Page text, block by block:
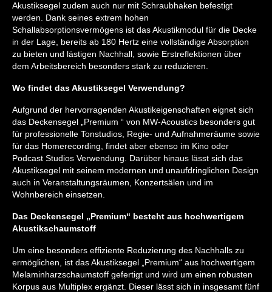
Akustiksegel zudem auch nur mit Schraubhaken befestigt
werden. Dank seines extrem hohen
Schallabsorptionsvermögens ist das Akustikmodul für die Decke
in der Lage, bereits ab 180 Hertz eine vollständige Absorption
zu bieten und lästigen Nachhall, sowie Erstreflektionen über
dem Arbeitsbereich besonders stark zu reduzieren.
Wo findet das Akustiksegel Verwendung?
Aufgrund der hervorragenden Akustikeigenschaften eignet sich
das Deckensegel „Premium “ von MW-Acoustics besonders gut
für professionelle Tonstudios, Regie- und Aufnahmeräume sowie
für das Homerecording, findet aber ebenso im Kino oder
Podcast Studios Verwendung. Darüber hinaus lässt sich das
Akustiksegel mit seinem modernen und unaufdringlichen Design
auch in Veranstaltungsräumen, Konzertsälen und im
Wohnbereich einsetzen.
Das Deckensegel „Premium“ besteht aus hochwertigem
Akustikschaumstoff
Um eine besonders effiziente Reduzierung des Nachhalls zu
ermöglichen, ist das Akustiksegel „Premium“ aus hochwertigem
Melaminharzschaumstoff gefertigt und wird um einen robusten
Korpus aus Multiplex ergänzt. Dieser lässt sich in insgesamt fünf